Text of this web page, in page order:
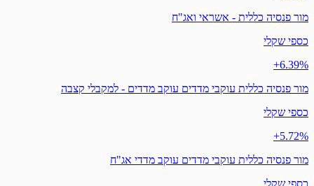
מור פנסיה כללית - אשראי ואג"ח
כספי שקלי
‎+6.39%
מור פנסיה כללית עוקבי מדדים עוקב מדדים - למקבלי קצבה
כספי שקלי
‎+5.72%
מור פנסיה כללית עוקבי מדדים עוקב מדדי אג"ח
כספי שקלי